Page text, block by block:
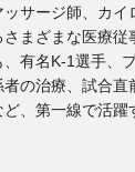
サージ師、カイ
まざまな医療従
有名K-1選手、
の治療、試合直
、第一線で活